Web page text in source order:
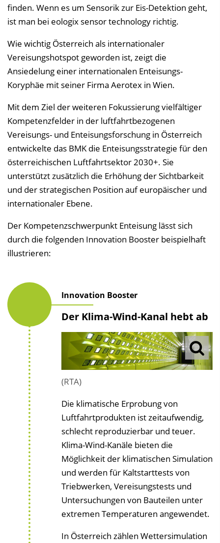
finden. Wenn es um Sensorik zur Eis-Detektion geht,
ist man bei eologix sensor technology richtig.
Wie wichtig Österreich als internationaler
Vereisungshotspot geworden ist, zeigt die
Ansiedelung einer internationalen Enteisungs-
Koryphäe mit seiner Firma Aerotex in Wien.
Mit dem Ziel der weiteren Fokussierung vielfältiger
Kompetenzfelder in der luftfahrtbezogenen
Vereisungs- und Enteisungsforschung in Österreich
entwickelte das BMK die Enteisungsstrategie für den
österreichischen Luftfahrtsektor 2030+. Sie
unterstützt zusätzlich die Erhöhung der Sichtbarkeit
und der strategischen Position auf europäischer und
internationaler Ebene.
Der Kompetenzschwerpunkt Enteisung lässt sich
durch die folgenden Innovation Booster beispielhaft
illustrieren:
Innovation Booster
Der Klima-Wind-Kanal hebt ab
(RTA)
Die klimatische Erprobung von
Luftfahrtprodukten ist zeitaufwendig,
schlecht reproduzierbar und teuer.
Klima-Wind-Kanäle bieten die
Möglichkeit der klimatischen Simulation
und werden für Kaltstarttests von
Triebwerken, Vereisungstests und
Untersuchungen von Bauteilen unter
extremen Temperaturen angewendet.
In Österreich zählen Wettersimulation